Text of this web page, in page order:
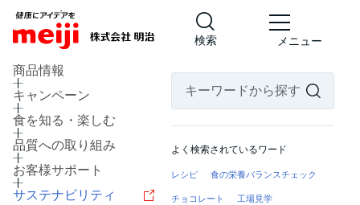
検索 メニュー
商品情報
キャンペーン
食を知る・楽しむ
品質への取り組み
お客様サポート
サステナビリティ
よく検索されているワード
レシピ 食の栄養バランスチェック
チョコレート 工場見学